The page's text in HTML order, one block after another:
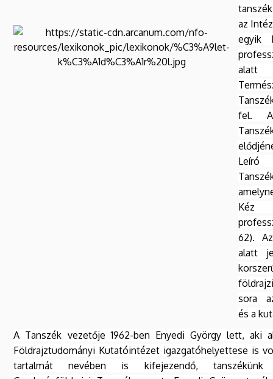
az
egyik
fel.
62).
alatt
sora
és a
A Tanszék vezetője 1962-ben Enyedi György lett, aki
Földrajztudományi Kutatóintézet igazgatóhelyettese is
tartalmát nevében is kifejezendő,